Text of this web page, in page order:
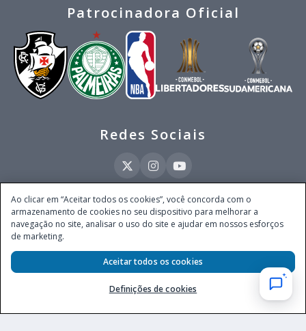
Patrocinadora Oficial
Redes Sociais
Este site é operado pela Ventmear Brasil LTDA (CNPJ 52.868.380/0001-84), com
endereço na Avenida Brigadeiro Faria Lima, nº 4.055, 3º andar, Itaim Bibi, no
Município de São Paulo, Estado de São Paulo, CEP 04538-133, Brasil - empresa
autorizada a operar apostas de quota fixa em todo território nacional pela
Secretaria de Prêmios e Apostas do Ministério da Fazenda, conforme Portaria nº
247, de 07.02.2025, publicada no DOU em 11.2.2025.
Ao clicar em “Aceitar todos os cookies”, você concorda com o
armazenamento de cookies no seu dispositivo para melhorar a
navegação no site, analisar o uso do site e ajudar em nossos esforços
de marketing.
Definições de cookies
Aceitar todos os cookies